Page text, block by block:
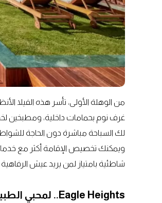
غرف نوم بحمامات داخلية، ومطبخين
لك السباحة مباشرة دون الحاجة
ويمكنك تخصيص الإقامة أكثر مع
شاطئية بامتياز لمن يريد عيش
Eagle Heights.. لمحبي الطبيعة والسكينة